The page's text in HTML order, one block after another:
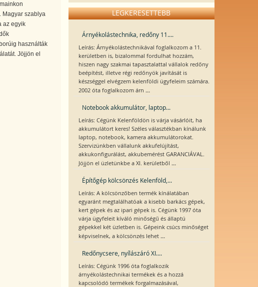
Magyar szablya
az egyik
használták
Jöjjön el
LEGKERESETTEBB
Árnyékolástechnika, redőny 11....
Leírás: Árnyékolástechnikával foglalkozom a 11.
kerületben is, bizalommal fordulhat hozzám,
hiszen nagy szakmai tapasztalattal vállalok redőny
beépítést, illetve régi redőnyök javítását is
készséggel elvégzem kelenföldi ügyfeleim számára.
2002 óta foglalkozom árn ...
Notebook akkumulátor, laptop...
Leírás: Cégünk Kelenföldön is várja vásárlóit, ha
akkumulátort keres! Széles választékban kínálunk
laptop, notebook, kamera akkumulátorokat.
Szervizünkben vállalunk akkufelújítást,
akkukonfigurálást, akkubemérést GARANCIÁVAL.
Jöjjön el üzletünkbe a XI. kerületből ...
Építőgép kölcsönzés Kelenföld,...
Leírás: A kölcsönzőben termék kínálatában
egyaránt megtalálhatóak a kisebb barkács gépek,
kert gépek és az ipari gépek is. Cégünk 1997 óta
várja ügyfeleit kíváló minőségű és állaptú
gépekkel két üzletben is. Gépeink csúcs minőséget
képviselnek, a kölcsönzés lehet ...
Redőnycsere, nyílászáró XI....
Leírás: Cégünk 1996 óta foglalkozik
árnyékolástechnikai termékek és a hozzá
kapcsolódó termékek forgalmazásával,